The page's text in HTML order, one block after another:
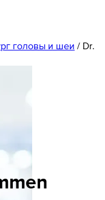
головы и шеи / Dr.